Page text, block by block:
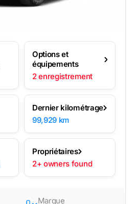
Options et
équipements
2 enregistrement
Dernier kilométrage
99,929 km
Propriétaires
2+ owners found
Marque